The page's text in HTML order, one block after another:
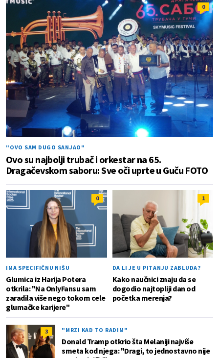
0
"OVO SAM DUGO SANJAO"
Ovo su najbolji trubač i orkestar na 65.
Dragačevskom saboru: Sve oči uprte u Guču FOTO
0
IMA SPECIFIČNU NIŠU
Glumica iz Harija Potera
otkrila: "Na OnlyFansu sam
zaradila više nego tokom cele
glumačke karijere"
1
DA LI JE U PITANJU ZABLUDA?
Kako naučnici znaju da se
dogodio najtopliji dan od
početka merenja?
3 "MRZI KAD TO RADIM"
Donald Tramp otkrio šta Melaniji najviše
smeta kod njega: "Dragi, to jednostavno nije